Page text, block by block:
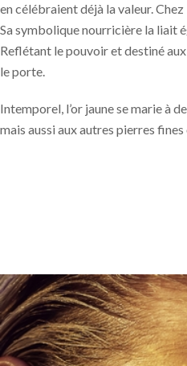
en célébraient déjà la valeur.
Sa symbolique nourricière la liait
Reflétant le pouvoir et destiné
le porte.
Intemporel, l’or jaune se marie à
mais aussi aux autres pierres